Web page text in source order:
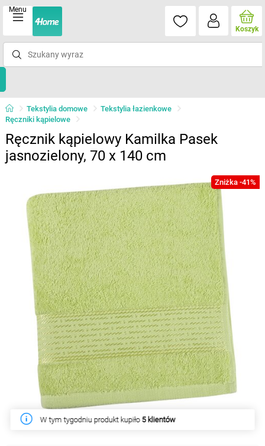
Menu
Koszyk
Tekstylia domowe
Tekstylia łazienkowe
Ręczniki kąpielowe
Ręcznik kąpielowy Kamilka Pasek
jasnozielony, 70 x 140 cm
Zniżka -41%
W tym tygodniu produkt kupiło 5 klientów